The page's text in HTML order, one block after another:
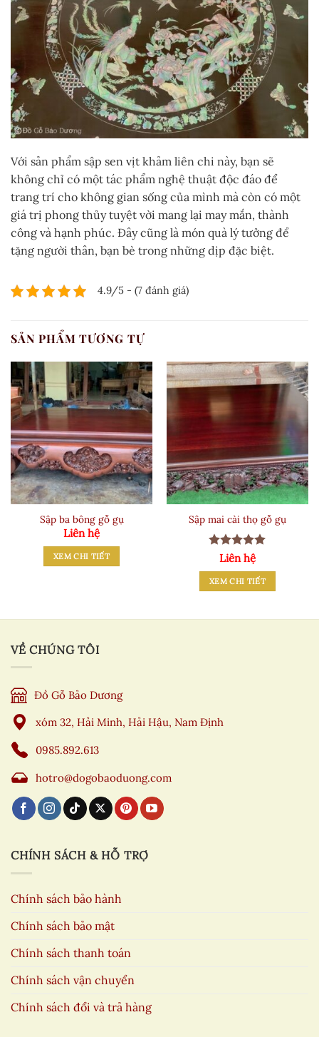
Với sản phẩm sập sen vịt khảm liên chi này, bạn sẽ
không chỉ có một tác phẩm nghệ thuật độc đáo để
trang trí cho không gian sống của mình mà còn có một
giá trị phong thủy tuyệt vời mang lại may mắn, thành
công và hạnh phúc. Đây cũng là món quà lý tưởng để
tặng người thân, bạn bè trong những dịp đặc biệt.
4.9/5 - (7 đánh giá)
SẢN PHẨM TƯƠNG TỰ
Sập ba bông gỗ gụ
Liên hệ
XEM CHI TIẾT
Sập mai cài thọ gỗ gụ
Được xếp
5
sao
Liên hệ
XEM CHI TIẾT
VỀ CHÚNG TÔI
Đồ Gỗ Bảo Dương
xóm 32, Hải Minh, Hải Hậu, Nam Định
0985.892.613
hotro@dogobaoduong.com
CHÍNH SÁCH & HỖ TRỢ
Chính sách bảo hành
Chính sách bảo mật
Chính sách thanh toán
Chính sách vận chuyển
Chính sách đổi và trả hàng